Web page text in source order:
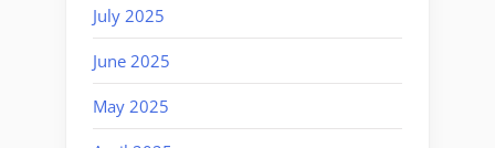
July 2025
June 2025
May 2025